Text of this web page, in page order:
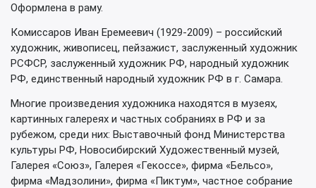
Оформлена в раму.
Комиссаров Иван Еремеевич (1929-2009) – российский
художник, живописец, пейзажист, заслуженный художник
РСФСР, заслуженный художник РФ, народный художник
РФ, единственный народный художник РФ в г. Самара.
Многие произведения художника находятся в музеях,
картинных галереях и частных собраниях в РФ и за
рубежом, среди них: Выставочный фонд Министерства
культуры РФ, Новосибирский Художественный музей,
Галерея «Союз», Галерея «Гекоссе», фирма «Бельсо»,
фирма «Мадзолини», фирма «Пиктум», частное собрание